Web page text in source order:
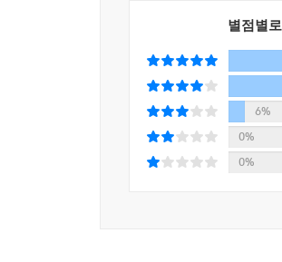
“입도 좀 벌려 보거라. 치아
신율이 손에 들고 있는 부채
내가 지금 무슨 짓을 하고 있
“빛 광. 사람(人)의 머리 위에
“그렇다면 내가 미치기라도
별점별
6%
0%
0%